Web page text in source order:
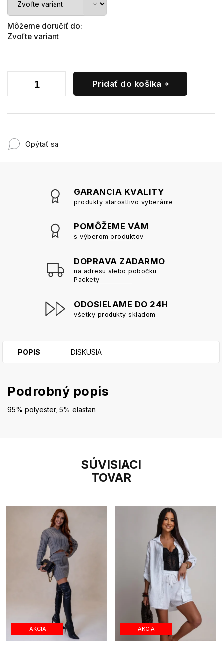
Môžeme doručiť do:
Zvoľte variant
Pridať do košíka
Opýtať sa
GARANCIA KVALITY
produkty starostlivo vyberáme
POMÔŽEME VÁM
s výberom produktov
DOPRAVA ZADARMO
na adresu alebo pobočku
Packety
ODOSIELAME DO 24H
všetky produkty skladom
SÚVISIACI
TOVAR
AKCIA AKCIA
POPIS DISKUSIA
Podrobný popis
95% polyester, 5% elastan